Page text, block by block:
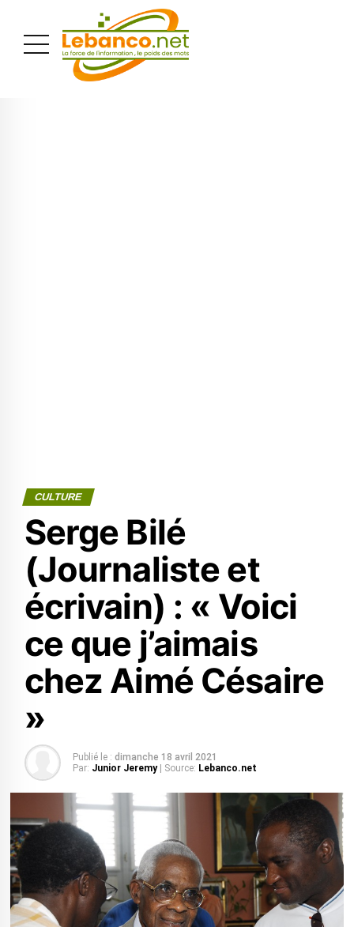
CULTURE
Serge Bilé
(Journaliste et
écrivain) : « Voici
ce que j’aimais
chez Aimé Césaire
»
Publié le : dimanche 18 avril 2021
Par: Junior Jeremy | Source: Lebanco.net